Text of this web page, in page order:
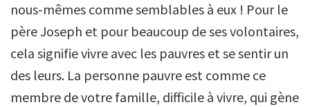
nous-mêmes comme semblables à eux ! Pour le
père Joseph et pour beaucoup de ses volontaires,
cela signifie vivre avec les pauvres et se sentir un
des leurs. La personne pauvre est comme ce
membre de votre famille, difficile à vivre, qui gène